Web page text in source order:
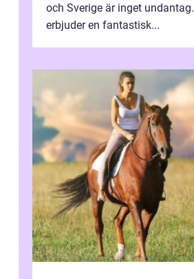
och Sverige är inget
erbjuder en fantastisk...